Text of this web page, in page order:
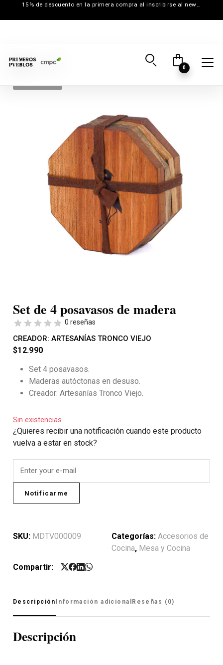
15% de descuento en la primera compra al inscribirse al newsletter
0
Próximamente
Set de 4 posavasos de madera
0 reseñas
CREADOR: ARTESANÍAS TRONCO VIEJO
$12.990
Set 4 posavasos.
Maderas autóctonas en desuso.
Creador: Artesanías Tronco Viejo.
Sin existencias
¿Quieres recibir una notificación cuando este producto
vuelva a estar en stock?
Notificarme
SKU: MDTV000009 Categorías: Accesorios de
Cocina, Mesa y Cocina
Compartir:
Descripción Información adicional Reseñas (0)
Descripción